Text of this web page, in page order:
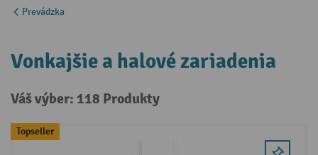
Prevádzka
Vonkajšie a halové zariadenia
Váš výber: 118 Produkty
Topseller